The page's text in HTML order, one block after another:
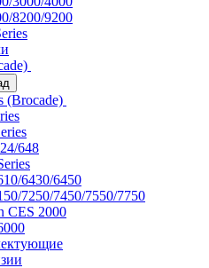
8200/9200
(Brocade)
648
6430/6450
7250/7450/7550/7750
CES 2000